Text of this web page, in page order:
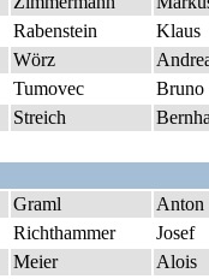
Rabenstein
Klaus
Wörz
Tumovec
Bruno
Streich
Graml
Anton
Richthammer
Josef
Meier
Alois